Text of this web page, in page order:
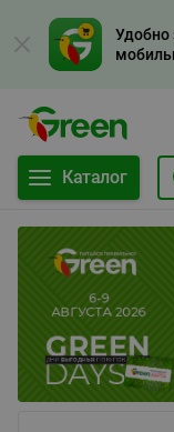
Удобно
Каталог